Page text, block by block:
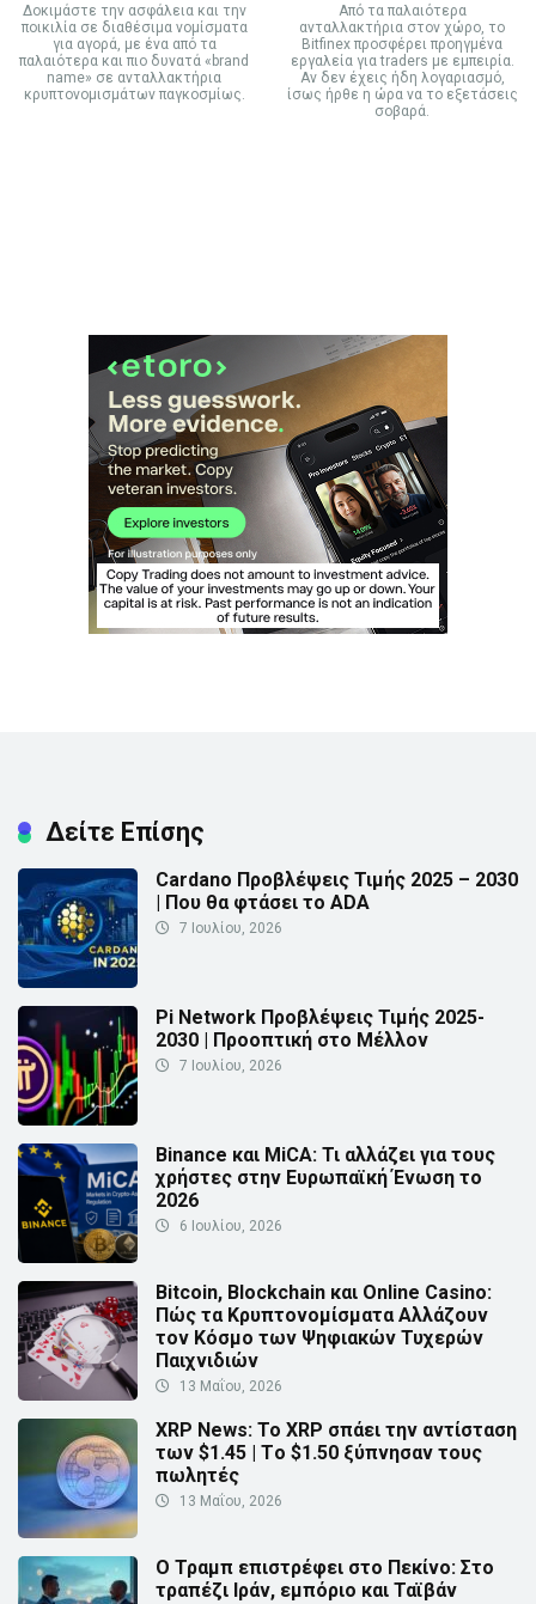
Δοκιμάστε την ασφάλεια και την
ποικιλία σε διαθέσιμα νομίσματα
για αγορά, με ένα από τα
παλαιότερα και πιο δυνατά «brand
name» σε ανταλλακτήρια
κρυπτονομισμάτων παγκοσμίως.
Από τα παλαιότερα
ανταλλακτήρια στον χώρο, το
Bitfinex προσφέρει προηγμένα
εργαλεία για traders με εμπειρία.
Αν δεν έχεις ήδη λογαριασμό,
ίσως ήρθε η ώρα να το εξετάσεις
σοβαρά.
Δείτε Επίσης
Cardano Προβλέψεις Τιμής 2025 – 2030
| Που θα φτάσει το ADA
7 Ιουλίου, 2026
Pi Network Προβλέψεις Τιμής 2025-
2030 | Προοπτική στο Μέλλον
7 Ιουλίου, 2026
Binance και MiCA: Τι αλλάζει για τους
χρήστες στην Ευρωπαϊκή Ένωση το
2026
6 Ιουλίου, 2026
Bitcoin, Blockchain και Online Casino:
Πώς τα Κρυπτονομίσματα Αλλάζουν
τον Κόσμο των Ψηφιακών Τυχερών
Παιχνιδιών
13 Μαΐου, 2026
XRP News: Το XRP σπάει την αντίσταση
των $1.45 | Τo $1.50 ξύπνησαν τους
πωλητές
13 Μαΐου, 2026
Ο Τραμπ επιστρέφει στο Πεκίνο: Στο
τραπέζι Ιράν, εμπόριο και Ταϊβάν